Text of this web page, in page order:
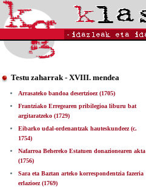
Testu zaharrak - XVIII. mendea
Arrasateko bandoa desertzioez (1705)
Frantziako Erregearen pribilegioa liburu bat
argitaratzeko (1729)
Eibarko udal-ordenantzak hauteskundeez (c.
1754)
Nafarroa Behereko Estatuen donazionearen akta
(1756)
Sara eta Baztan arteko korrespondentzia fazeria
erlazioez (1769)